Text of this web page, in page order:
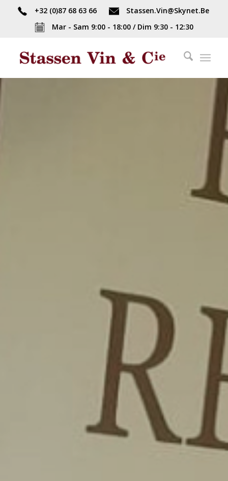
+32 (0)87 68 63 66
Stassen.Vin@Skynet.Be
Mar - Sam 9:00 - 18:00 / Dim 9:30 - 12:30